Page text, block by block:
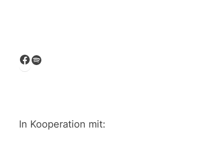
Facebook
Spotify
In Kooperation mit: